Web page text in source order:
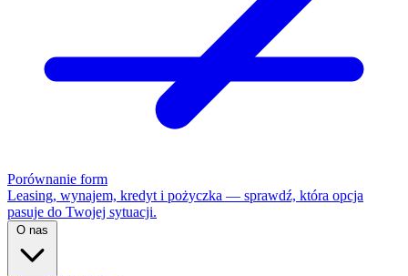
Porównanie form
Leasing, wynajem, kredyt i pożyczka — sprawdź, która opcja
pasuje do Twojej sytuacji.
O nas